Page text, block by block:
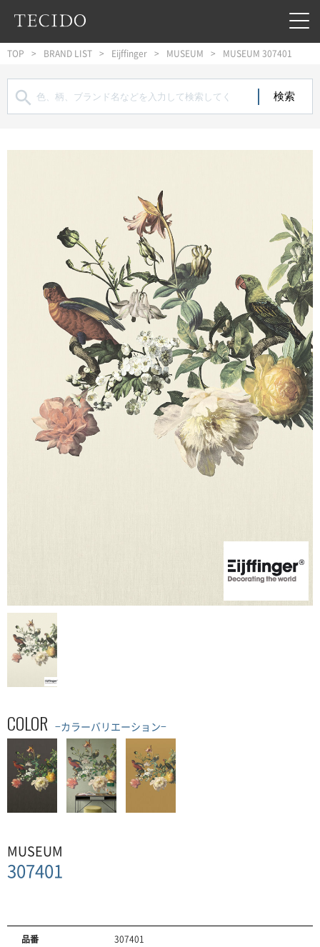
フッターへジャンプ
TOP BRAND LIST Eijffinger MUSEUM MUSEUM 307401

COLOR −カラーバリエーション−
MUSEUM
307401
品番 307401